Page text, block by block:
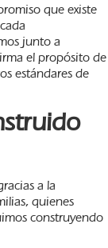
que existe
junto a
el propósito de
estándares de
a la
quienes
construyendo